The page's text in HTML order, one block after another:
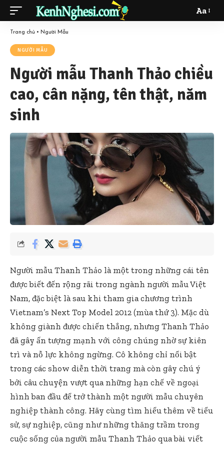
Font
Aa
Trang chủ • Người Mẫu
NGƯỜI MẪU
Người mẫu Thanh Thảo chiều
cao, cân nặng, tên thật, năm
sinh
Người mẫu Thanh Thảo là một trong những cái tên
được biết đến rộng rãi trong ngành người mẫu Việt
Nam, đặc biệt là sau khi tham gia chương trình
Vietnam’s Next Top Model 2012 (mùa thứ 3). Mặc dù
không giành được chiến thắng, nhưng Thanh Thảo
đã gây ấn tượng mạnh với công chúng nhờ sự kiên
trì và nỗ lực không ngừng. Cô không chỉ nổi bật
trong các show diễn thời trang mà còn gây chú ý
bởi câu chuyện vượt qua những hạn chế về ngoại
hình ban đầu để trở thành một người mẫu chuyên
nghiệp thành công. Hãy cùng tìm hiểu thêm về tiểu
sử, sự nghiệp, cũng như những thăng trầm trong
cuộc sống của người mẫu Thanh Thảo qua bài viết